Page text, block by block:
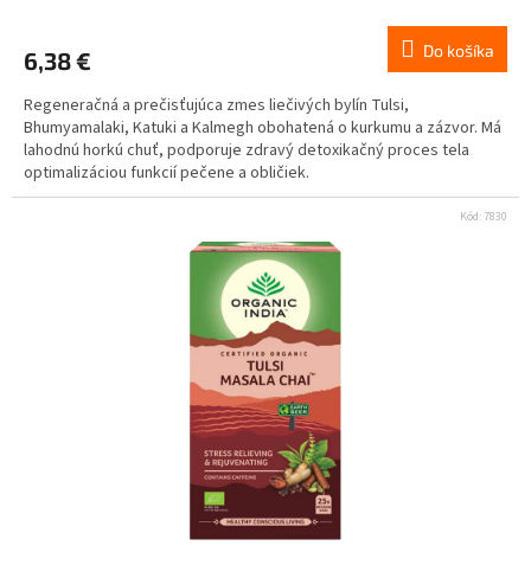
6,38 € Do košíka
Regeneračná a prečisťujúca zmes liečivých bylín Tulsi,
Bhumyamalaki, Katuki a Kalmegh obohatená o kurkumu a zázvor. Má
lahodnú horkú chuť, podporuje zdravý detoxikačný proces tela
optimalizáciou funkcií pečene a obličiek.
Kód: 7830